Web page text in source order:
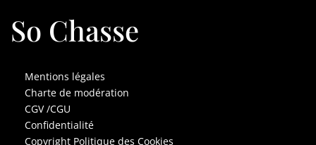
So Chasse
Mentions légales
Charte de modération
CGV /CGU
Confidentialité
Copyright Politique des Cookies